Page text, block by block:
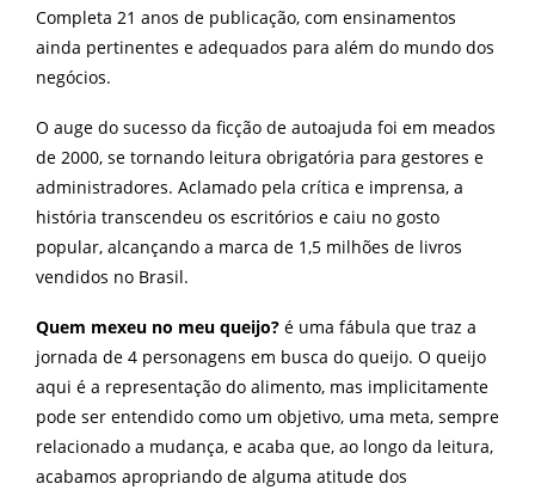
Completa 21 anos de publicação, com ensinamentos
ainda pertinentes e adequados para além do mundo dos
negócios.
O auge do sucesso da ficção de autoajuda foi em meados
de 2000, se tornando leitura obrigatória para gestores e
administradores. Aclamado pela crítica e imprensa, a
história transcendeu os escritórios e caiu no gosto
popular, alcançando a marca de 1,5 milhões de livros
vendidos no Brasil.
Quem mexeu no meu queijo? é uma fábula que traz a
jornada de 4 personagens em busca do queijo. O queijo
aqui é a representação do alimento, mas implicitamente
pode ser entendido como um objetivo, uma meta, sempre
relacionado a mudança, e acaba que, ao longo da leitura,
acabamos apropriando de alguma atitude dos